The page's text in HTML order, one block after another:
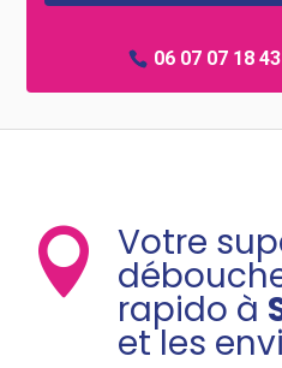
06 07 07 18 43
 Votre
rapido à
et les